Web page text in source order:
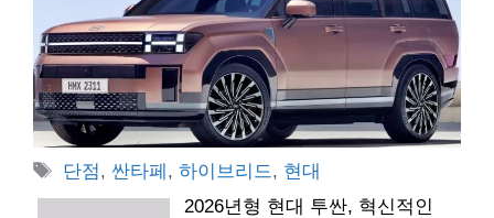
태
그
단점, 싼타페 ,하이브리드, 현대
2026년형 현대 투싼, 혁신적인